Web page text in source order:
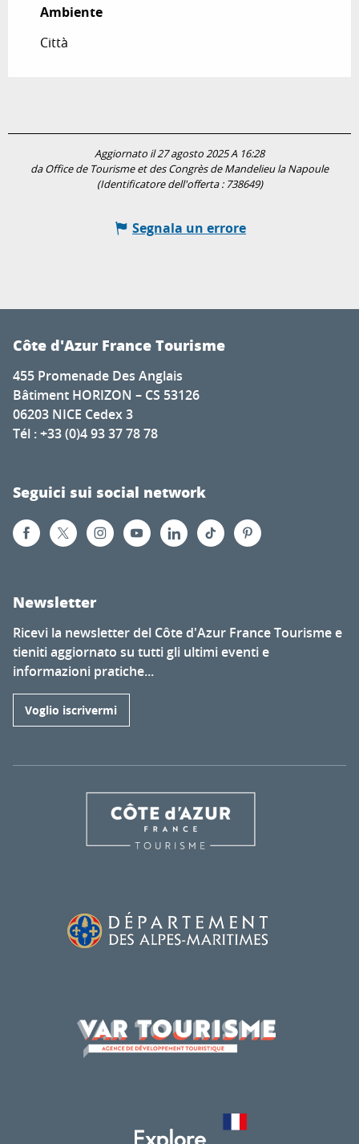
Ambiente
Ambiente
Città
Aggiornato il 27 agosto 2025 A 16:28
da Office de Tourisme et des Congrès de Mandelieu la Napoule
(Identificatore dell'offerta : 738649)
Segnala un errore
Côte d'Azur France Tourisme
455 Promenade Des Anglais
Bâtiment HORIZON – CS 53126
06203 NICE Cedex 3
Tél : +33 (0)4 93 37 78 78
Seguici sui social network
Newsletter
Ricevi la newsletter del Côte d'Azur France Tourisme e
tieniti aggiornato su tutti gli ultimi eventi e
informazioni pratiche...
Voglio iscrivermi